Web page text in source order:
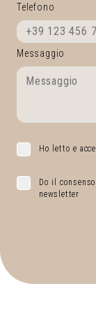
Telefono
Messaggio
Ho letto e
Do il
newsletter